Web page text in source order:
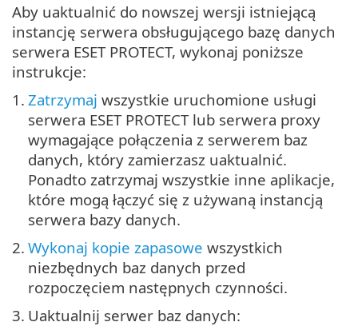
Aby uaktualnić do nowszej wersji istniejącą
instancję serwera obsługującego bazę danych
serwera ESET PROTECT, wykonaj poniższe
instrukcje:
1. Zatrzymaj wszystkie uruchomione usługi
serwera ESET PROTECT lub serwera proxy
wymagające połączenia z serwerem baz
danych, który zamierzasz uaktualnić.
Ponadto zatrzymaj wszystkie inne aplikacje,
które mogą łączyć się z używaną instancją
serwera bazy danych.
2. Wykonaj kopie zapasowe wszystkich
niezbędnych baz danych przed
rozpoczęciem następnych czynności.
3. Uaktualnij serwer baz danych: